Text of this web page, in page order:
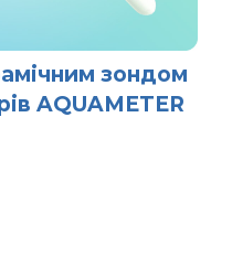
зондом
AQUAMETER